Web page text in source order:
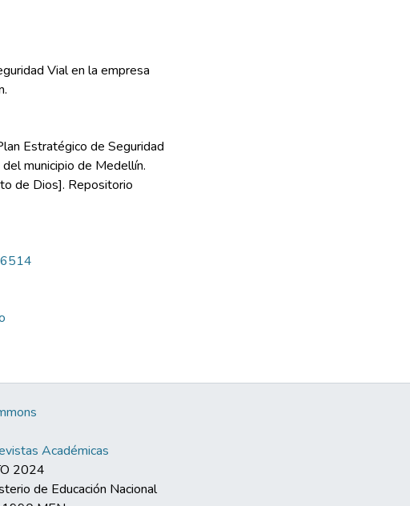
Vial en la empresa
Estratégico de Seguridad
municipio de Medellín.
de Dios]. Repositorio
Académicas
2024
de Educación Nacional